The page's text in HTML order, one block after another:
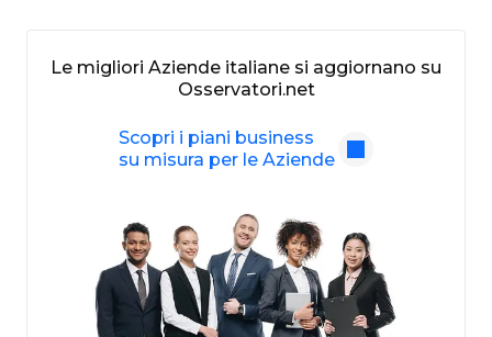
Le migliori Aziende italiane si aggiornano su
Osservatori.net
Scopri i piani business
su misura per le Aziende